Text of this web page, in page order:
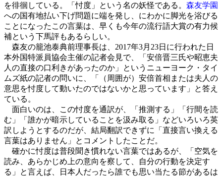
を徘徊している。「忖度」という名の妖怪である。 森友学園
への国有地払い下げ問題に端を発し、にわかに脚光を浴びる
ことになったこの言葉は、早くも今年の流行語大賞の有力候
補という下馬評もあるらしい。
森友の籠池泰典前理事長は、2017年3月23日に行われた日
本外国特派員協会主催の記者会見で、「安倍晋三氏や昭恵夫
人の直接の口利きがあったのか」というニューヨーク・タイ
ムズ紙の記者の問いに、「（周囲が）安倍首相または夫人の
意思を忖度して動いたのではないかと思っています」と答え
ている。
面白いのは、この忖度を通訳が、「推測する」「行間を読
む」「誰かが暗示していることを汲み取る」などいろいろ英
訳しようとするのだが、結局翻訳できずに「直接言い換える
言葉はありません」とコメントしたことだ。
確かに忖度は普段聞き慣れない言葉ではあるが、「空気を
読み、あらかじめ上の意向を察して、自分の行動を決定す
る」と言えば、日本人だったら誰でも思い当たる節があるは